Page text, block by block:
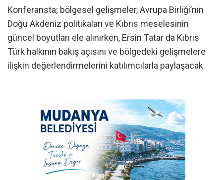
Konferansta; bölgesel gelişmeler, Avrupa Birliği’nin
Doğu Akdeniz politikaları ve Kıbrıs meselesinin
güncel boyutları ele alınırken, Ersin Tatar da Kıbrıs
Türk halkının bakış açısını ve bölgedeki gelişmelere
ilişkin değerlendirmelerini katılımcılarla paylaşacak.